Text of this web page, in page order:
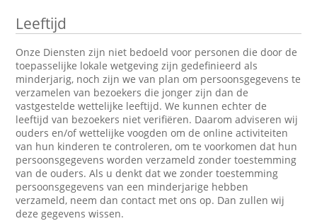
Leeftijd
Onze Diensten zijn niet bedoeld voor personen die door de
toepasselijke lokale wetgeving zijn gedefinieerd als
minderjarig, noch zijn we van plan om persoonsgegevens te
verzamelen van bezoekers die jonger zijn dan de
vastgestelde wettelijke leeftijd. We kunnen echter de
leeftijd van bezoekers niet verifiëren. Daarom adviseren wij
ouders en/of wettelijke voogden om de online activiteiten
van hun kinderen te controleren, om te voorkomen dat hun
persoonsgegevens worden verzameld zonder toestemming
van de ouders. Als u denkt dat we zonder toestemming
persoonsgegevens van een minderjarige hebben
verzameld, neem dan contact met ons op. Dan zullen wij
deze gegevens wissen.